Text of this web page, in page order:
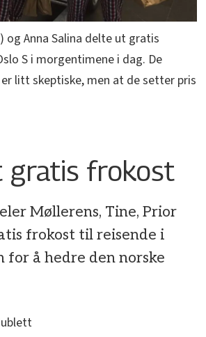
og Anna Salina delte ut gratis
S i morgentimene i dag. De
litt skeptiske, men at de setter pris
gratis frokost
Møllerens, Tine, Prior
frokost til reisende i
for å hedre den norske